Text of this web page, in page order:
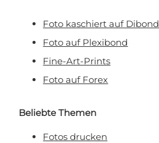
Foto kaschiert auf Dibond
Foto auf Plexibond
Fine-Art-Prints
Foto auf Forex
Beliebte Themen
Fotos drucken